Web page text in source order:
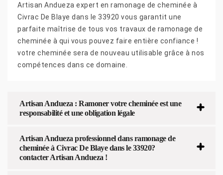
Artisan Andueza expert en ramonage de cheminée à
Civrac De Blaye dans le 33920 vous garantit une
parfaite maîtrise de tous vos travaux de ramonage de
cheminée à qui vous pouvez faire entière confiance !
votre cheminée sera de nouveau utilisable grâce à nos
compétences dans ce domaine.
Artisan Andueza : Ramoner votre cheminée est une
responsabilité et une obligation légale
Artisan Andueza professionnel dans ramonage de
cheminée à Civrac De Blaye dans le 33920?
contacter Artisan Andueza !